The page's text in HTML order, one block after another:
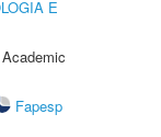
E
Fapesp